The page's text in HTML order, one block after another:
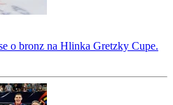
o bronz na Hlinka Gretzky Cupe.